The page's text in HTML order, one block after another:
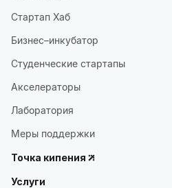
Стартап Хаб
Бизнес–инкубатор
Студенческие стартапы
Акселераторы
Лаборатория
Меры поддержки
Точка кипения
Услуги